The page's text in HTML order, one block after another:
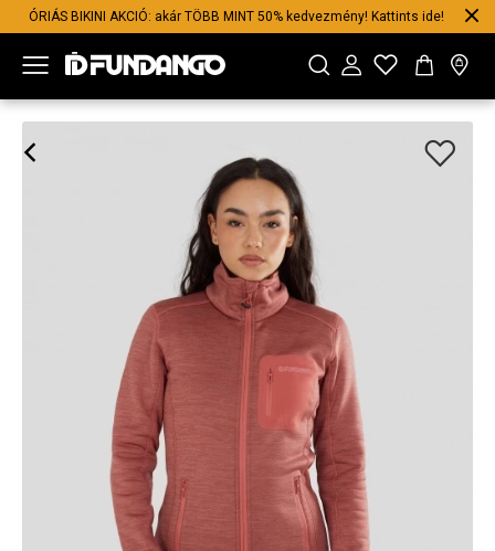
ÓRIÁS BIKINI AKCIÓ: akár TÖBB MINT 50% kedvezmény! Kattints ide!